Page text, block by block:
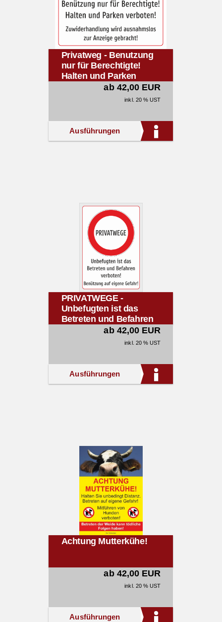
Privatweg - Benutzung
nur für Berechtigte!
Halten und Parken
ab 42,00 EUR
inkl. 20 % UST
Ausführungen
PRIVATWEGE -
Unbefugten ist das
Betreten und Befahren
verboten! Benützung
auf eigene Gefahr!
ab 42,00 EUR
inkl. 20 % UST
Ausführungen
Achtung Mutterkühe!
ab 42,00 EUR
inkl. 20 % UST
Ausführungen